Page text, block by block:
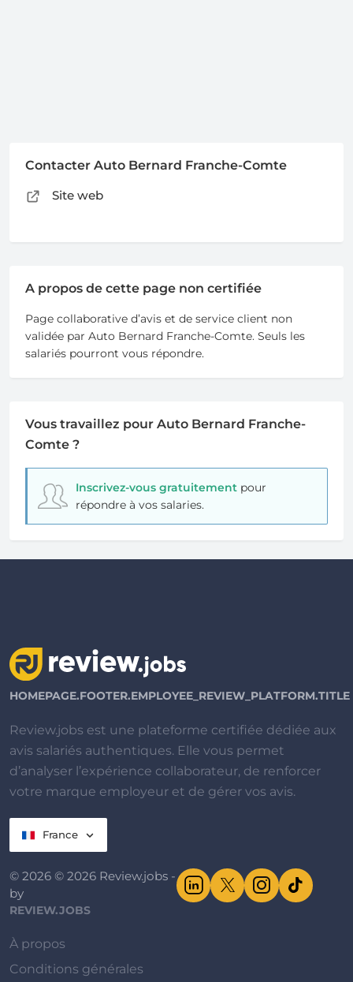
Contacter Auto Bernard Franche-Comte
Site web
A propos de cette page non certifiée
Page collaborative d’avis et de service client non
validée par Auto Bernard Franche-Comte. Seuls les
salariés pourront vous répondre.
Vous travaillez pour Auto Bernard Franche-
Comte ?
Inscrivez-vous gratuitementpour
répondre à vos salaries.
HOMEPAGE.FOOTER.EMPLOYEE_REVIEW_PLATFORM.TITLE
Review.jobs est une plateforme certifiée dédiée aux
avis salariés authentiques. Elle vous permet
d’analyser l’expérience collaborateur, de renforcer
votre marque employeur et de gérer vos avis.
France
© 2026 © 2026 Review.jobs -
by
REVIEW.JOBS
À propos
Conditions générales